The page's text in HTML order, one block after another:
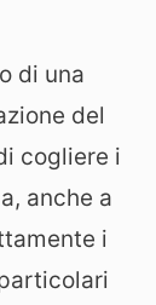
di una
del
cogliere i
anche a
i